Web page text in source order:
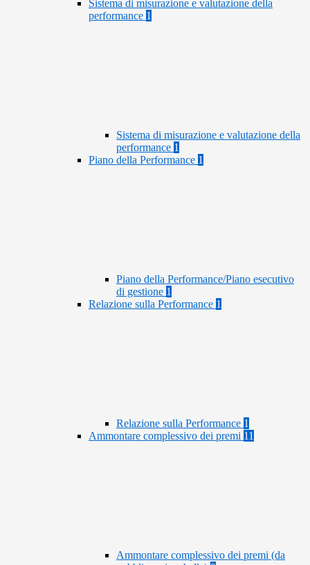
Sistema di misurazione e valutazione della
performance 1
Sistema di misurazione e valutazione della
performance 1
Piano della Performance 1
Piano della Performance/Piano esecutivo
di gestione 1
Relazione sulla Performance 1
Relazione sulla Performance 1
Ammontare complessivo dei premi 11
Ammontare complessivo dei premi (da